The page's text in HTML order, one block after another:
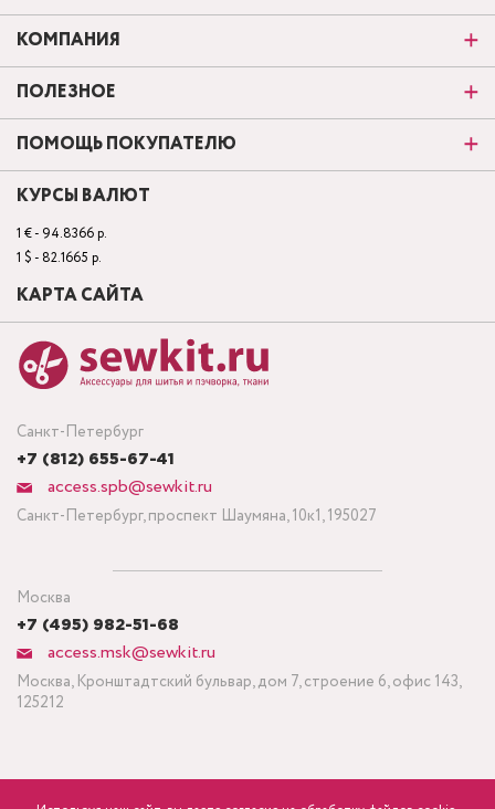
Санкт-Петербург
+7 (812) 655-67-41
access.spb@sewkit.ru
Санкт-Петербург, проспект Шаумяна, 10к1, 195027
Москва
+7 (495) 982-51-68
access.msk@sewkit.ru
Москва, Кронштадтский бульвар, дом 7, строение 6, офис 143,
125212
КОМПАНИЯ
ПОЛЕЗНОЕ
ПОМОЩЬ ПОКУПАТЕЛЮ
КУРСЫ ВАЛЮТ
1 € - 94.8366 р.
1 $ - 82.1665 р.
КАРТА САЙТА